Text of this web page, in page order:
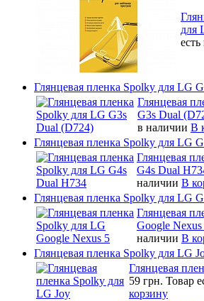
для
Глянцевая пленка Spolky для LG
Глянцевая
G3s Dual
в наличии В
Глянцевая пленка Spolky для LG
Глянцевая
G4s Dual
наличии В
Глянцевая пленка Spolky для LG
Глянцевая
Google Nexus
наличии В
Глянцевая пленка Spolky для LG
Глянцевая
59 грн. Товар
корзину